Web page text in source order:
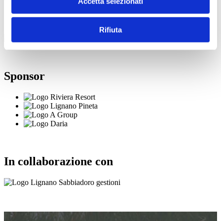
Rifiuta
Organizzazione e direzione artistica
Sponsor
In collaborazione con